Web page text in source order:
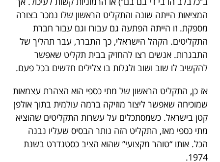
המציאות הייתה שונה והתקליט הראשון שלו נמכר בצורה
מספקת. זו הייתה הפתעה גם עבורו וגם עבור חברת
התקליטים. הקהל הישראלי, כך התברר, עבר תהליך של
התבגרות. אנשים רצו להחזיק בבית תקליט שאפשר
להקשיב לו שוב ושוב ולגלות בו צלילים חדשים בכל פעם.
אז כן, התקליט הראשון של מתי כספי הוא הצהרת עצמאות
שמוכיחה שאפשר ליצור מוזיקה ברמה עולמית בתוך אולפן
קטן בישראל. כשמסתכלים על עשרות התקליטים שהוציא
מתי כספי מאז, התקליט הזה נותר הבסיס שעליו נבנה
הכל. אותו “טוהר מקצועי” שהוא הציב כסטנדרט בשנת
1974.